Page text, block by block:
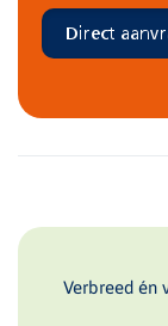
Direct
Verbreed én